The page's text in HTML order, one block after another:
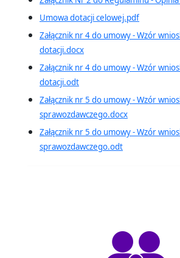
Umowa dotacji celowej.pdf
Załącznik nr 4 do umowy - Wzór
dotacji.docx
Załącznik nr 4 do umowy - Wzór
dotacji.odt
Załącznik nr 5 do umowy - Wzór
sprawozdawczego.docx
Załącznik nr 5 do umowy - Wzór
sprawozdawczego.odt